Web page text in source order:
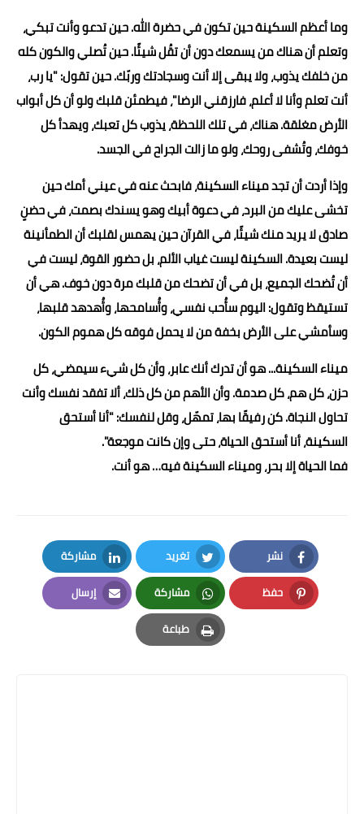
وما أعظم السكينة حين تكون في حضرة الله. حين تدعو وأنت تبكي،
وتعلم أن هناك من يسمعك دون أن تقُل شيئًا. حين تُصلي والكون كله
من خلفك يذوب، ولا يبقى إلا أنت وسجادتك وربّك. حين تقول: "يا رب،
أنت تعلم وأنا لا أعلم، فارزقني الرضا"، فيطمئن قلبك ولو أن كل أبواب
الأرض مغلقة. هناك، في تلك اللحظة، يذوب كل تعبك، ويهدأ كل
خوفك، وتُشفى روحك، ولو ما زالت الجراح في الجسد.
وإذا أردت أن تجد ميناء السكينة، فابحث عنه في عيني أمك حين
تخشى عليك من البرد، في دعوة أبيك وهو يسندك بصمت، في حضنٍ
صادق لا يريد منك شيئًا، في القرآن حين يهمس لقلبك أن الطمأنينة
ليست بعيدة. السكينة ليست غياب الألم، بل حضور القوة، ليست في
أن تُضحك الجميع، بل في أن تضحك من قلبك مرة دون خوف. هي أن
تستيقظ وتقول: اليوم سأُحب نفسي، وأُسامحها، وأُهدهد قلبها،
وسأمشي على الأرض بخفة من لا يحمل فوقه كل هموم الكون.
ميناء السكينة... هو أن تدرك أنك عابر، وأن كل شيء سيمضي، كل
حزن، كل هم، كل صدمة. وأن الأهم من كل ذلك، ألا تفقد نفسك وأنت
تحاول النجاة. كن رفيقًا بها، تمهّل، وقل لنفسك: "أنا أستحق
السكينة، أنا أستحق الحياة، حتى وإن كانت موجعة".
فما الحياة إلا بحر، وميناء السكينة فيه… هو أنت.
نشر
Facebook
تغريد
Twitter
مشاركة
LinkedIn
حفظ
Pinterest
مشاركة
Whatsapp
إرسال
Email
طباعة
Print